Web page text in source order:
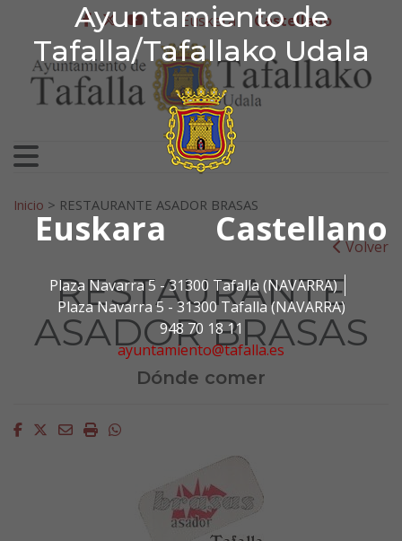
Ayuntamiento de
Tafalla/Tafallako Udala
Euskara Castellano
Plaza Navarra 5 - 31300 Tafalla (NAVARRA)
Plaza Navarra 5 - 31300 Tafalla (NAVARRA)
948 70 18 11
ayuntamiento@tafalla.es
Ir al contenido
Ayuntamiento de
facebook
twitter
youtube
Euskera Castellano
Search for:
Inicio > RESTAURANTE ASADOR BRASAS
Volver
RESTAURANTE
ASADOR BRASAS
Dónde comer
Facebook
Twitter
EmailImprimirWhatsapp